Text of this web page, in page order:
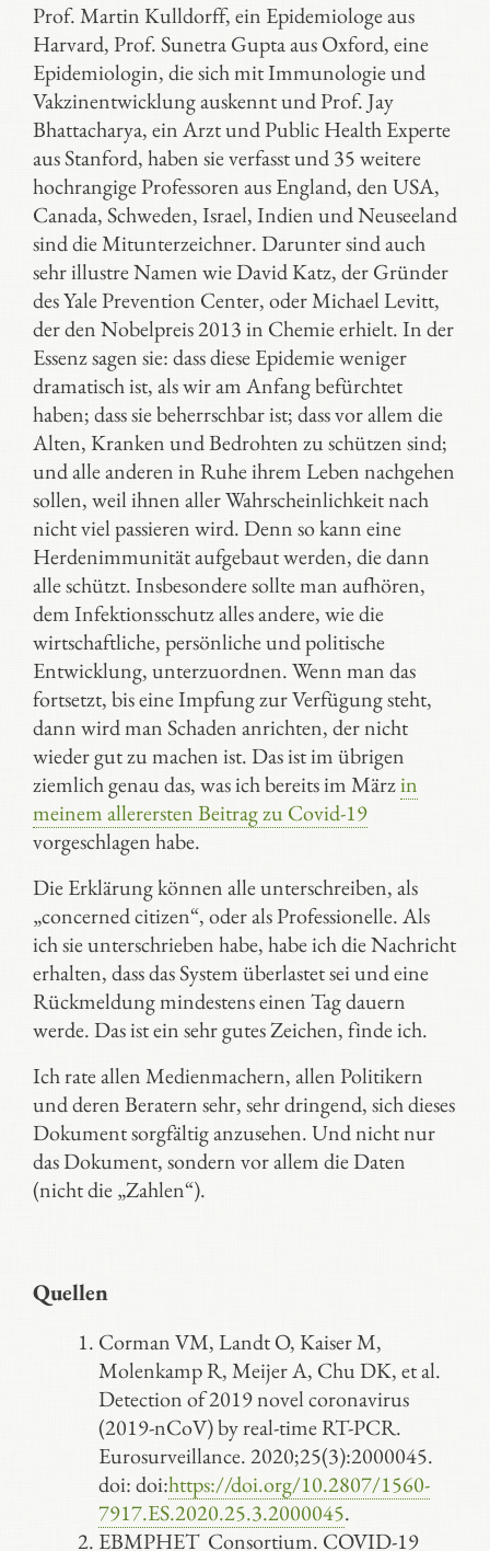
Prof. Martin Kulldorff, ein Epidemiologe aus
Harvard, Prof. Sunetra Gupta aus Oxford, eine
Epidemiologin, die sich mit Immunologie und
Vakzinentwicklung auskennt und Prof. Jay
Bhattacharya, ein Arzt und Public Health Experte
aus Stanford, haben sie verfasst und 35 weitere
hochrangige Professoren aus England, den USA,
Canada, Schweden, Israel, Indien und Neuseeland
sind die Mitunterzeichner. Darunter sind auch
sehr illustre Namen wie David Katz, der Gründer
des Yale Prevention Center, oder Michael Levitt,
der den Nobelpreis 2013 in Chemie erhielt. In der
Essenz sagen sie: dass diese Epidemie weniger
dramatisch ist, als wir am Anfang befürchtet
haben; dass sie beherrschbar ist; dass vor allem die
Alten, Kranken und Bedrohten zu schützen sind;
und alle anderen in Ruhe ihrem Leben nachgehen
sollen, weil ihnen aller Wahrscheinlichkeit nach
nicht viel passieren wird. Denn so kann eine
Herdenimmunität aufgebaut werden, die dann
alle schützt. Insbesondere sollte man aufhören,
dem Infektionsschutz alles andere, wie die
wirtschaftliche, persönliche und politische
Entwicklung, unterzuordnen. Wenn man das
fortsetzt, bis eine Impfung zur Verfügung steht,
dann wird man Schaden anrichten, der nicht
wieder gut zu machen ist. Das ist im übrigen
ziemlich genau das, was ich bereits im Märzin
meinem allerersten Beitrag zu Covid-19
vorgeschlagen habe.
Die Erklärung können alle unterschreiben, als
„concerned citizen“, oder als Professionelle. Als
ich sie unterschrieben habe, habe ich die Nachricht
erhalten, dass das System überlastet sei und eine
Rückmeldung mindestens einen Tag dauern
werde. Das ist ein sehr gutes Zeichen, finde ich.
Ich rate allen Medienmachern, allen Politikern
und deren Beratern sehr, sehr dringend, sich dieses
Dokument sorgfältig anzusehen. Und nicht nur
das Dokument, sondern vor allem die Daten
(nicht die „Zahlen“).
Quellen
Corman VM, Landt O, Kaiser M,
Molenkamp R, Meijer A, Chu DK, et al.
Detection of 2019 novel coronavirus
(2019-nCoV) by real-time RT-PCR.
Eurosurveillance. 2020;25(3):2000045.
doi: doi:https://doi.org/10.2807/1560-
7917.ES.2020.25.3.2000045.
EBMPHET Consortium. COVID-19